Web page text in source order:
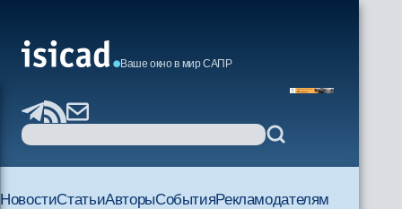
Ваше окно в мир САПР
НовостиСтатьиАвторыСобытияРекламодателям